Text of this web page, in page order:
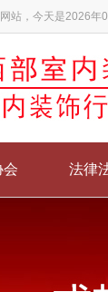
站，今天是2026年
会 法律